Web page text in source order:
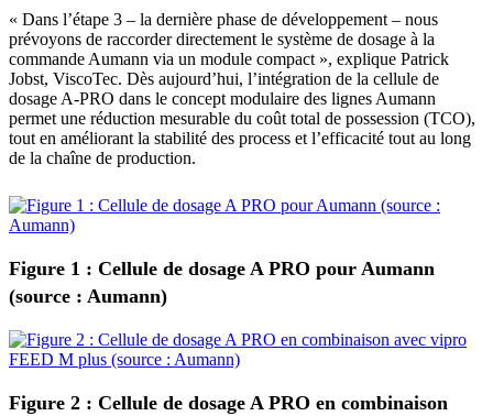
« Dans l’étape 3 – la dernière phase de développement – nous
prévoyons de raccorder directement le système de dosage à la
commande Aumann via un module compact », explique Patrick
Jobst, ViscoTec. Dès aujourd’hui, l’intégration de la cellule de
dosage A‑PRO dans le concept modulaire des lignes Aumann
permet une réduction mesurable du coût total de possession (TCO),
tout en améliorant la stabilité des process et l’efficacité tout au long
de la chaîne de production.
Figure 1 : Cellule de dosage A PRO pour Aumann
(source : Aumann)
Figure 2 : Cellule de dosage A PRO en combinaison